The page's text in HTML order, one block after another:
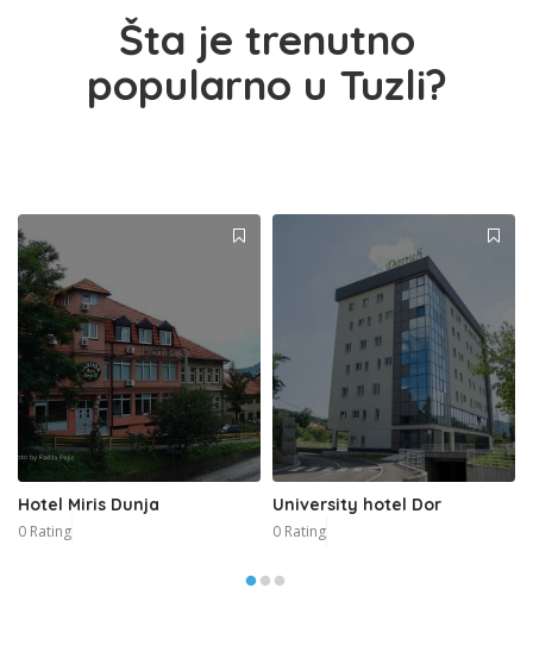
Šta je trenutno
popularno u Tuzli?
Hotel Miris Dunja
0 Rating
University hotel Dor
0 Rating